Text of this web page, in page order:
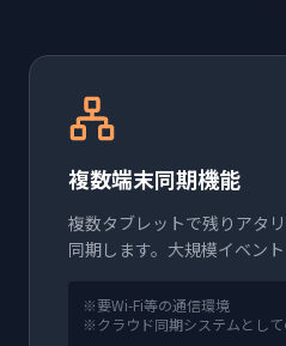
複数端末同期機能
複数タブレットで残りアタ
同期します。大規模イベント
※要Wi-Fi等の通信環境
※クラウド同期システムとし